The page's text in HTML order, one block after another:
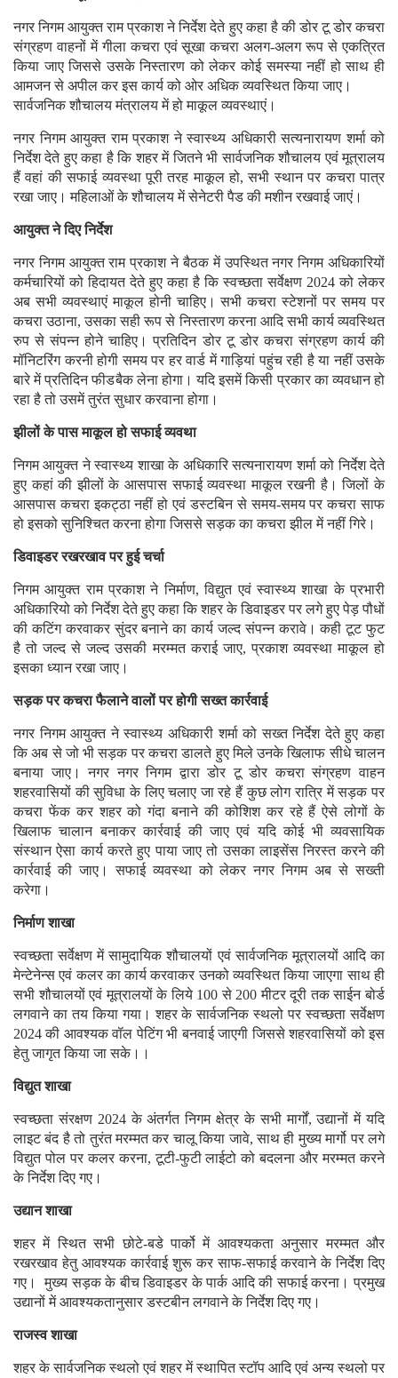
नगर निगम आयुक्त राम प्रकाश ने निर्देश देते हुए कहा है की डोर टू डोर कचरा
संग्रहण वाहनों में गीला कचरा एवं सूखा कचरा अलग-अलग रूप से एकत्रित
किया जाए जिससे उसके निस्तारण को लेकर कोई समस्या नहीं हो साथ ही
आमजन से अपील कर इस कार्य को ओर अधिक व्यवस्थित किया जाए।
सार्वजनिक शौचालय मंत्रालय में हो माकूल व्यवस्थाएं।
नगर निगम आयुक्त राम प्रकाश ने स्वास्थ्य अधिकारी सत्यनारायण शर्मा को
निर्देश देते हुए कहा है कि शहर में जितने भी सार्वजनिक शौचालय एवं मूत्रालय
हैं वहां की सफाई व्यवस्था पूरी तरह माकूल हो, सभी स्थान पर कचरा पात्र
रखा जाए। महिलाओं के शौचालय में सेनेटरी पैड की मशीन रखवाई जाएं।
आयुक्त ने दिए निर्देश
नगर निगम आयुक्त राम प्रकाश ने बैठक में उपस्थित नगर निगम अधिकारियों
कर्मचारियों को हिदायत देते हुए कहा है कि स्वच्छता सर्वेक्षण 2024 को लेकर
अब सभी व्यवस्थाएं माकूल होनी चाहिए। सभी कचरा स्टेशनों पर समय पर
कचरा उठाना, उसका सही रूप से निस्तारण करना आदि सभी कार्य व्यवस्थित
रुप से संपन्न होने चाहिए। प्रतिदिन डोर टू डोर कचरा संग्रहण कार्य की
मॉनिटरिंग करनी होगी समय पर हर वार्ड में गाड़ियां पहुंच रही है या नहीं उसके
बारे में प्रतिदिन फीडबैक लेना होगा। यदि इसमें किसी प्रकार का व्यवधान हो
रहा है तो उसमें तुरंत सुधार करवाना होगा।
झीलों के पास माकूल हो सफाई व्यवथा
निगम आयुक्त ने स्वास्थ्य शाखा के अधिकारि सत्यनारायण शर्मा को निर्देश देते
हुए कहां की झीलों के आसपास सफाई व्यवस्था माकूल रखनी है। जिलों के
आसपास कचरा इकट्ठा नहीं हो एवं डस्टबिन से समय-समय पर कचरा साफ
हो इसको सुनिश्चित करना होगा जिससे सड़क का कचरा झील में नहीं गिरे।
डिवाइडर रखरखाव पर हुई चर्चा
निगम आयुक्त राम प्रकाश ने निर्माण, विद्युत एवं स्वास्थ्य शाखा के प्रभारी
अधिकारियो को निर्देश देते हुए कहा कि शहर के डिवाइडर पर लगे हुए पेड़ पौधों
की कटिंग करवाकर सुंदर बनाने का कार्य जल्द संपन्न करावे। कही टूट फुट
है तो जल्द से जल्द उसकी मरम्मत कराई जाए, प्रकाश व्यवस्था माकूल हो
इसका ध्यान रखा जाए।
सड़क पर कचरा फैलाने वालों पर होगी सख्त कार्रवाई
नगर निगम आयुक्त ने स्वास्थ्य अधिकारी शर्मा को सख्त निर्देश देते हुए कहा
कि अब से जो भी सड़क पर कचरा डालते हुए मिले उनके खिलाफ सीधे चालन
बनाया जाए। नगर नगर निगम द्वारा डोर टू डोर कचरा संग्रहण वाहन
शहरवासियों की सुविधा के लिए चलाए जा रहे हैं कुछ लोग रात्रि में सड़क पर
कचरा फेंक कर शहर को गंदा बनाने की कोशिश कर रहे हैं ऐसे लोगों के
खिलाफ चालान बनाकर कार्रवाई की जाए एवं यदि कोई भी व्यवसायिक
संस्थान ऐसा कार्य करते हुए पाया जाए तो उसका लाइसेंस निरस्त करने की
कार्रवाई की जाए। सफाई व्यवस्था को लेकर नगर निगम अब से सख्ती
करेगा।
निर्माण शाखा
स्वच्छता सर्वेक्षण में सामुदायिक शौचालयों एवं सार्वजनिक मूत्रालयों आदि का
मेन्टेनेन्स एवं कलर का कार्य करवाकर उनको व्यवस्थित किया जाएगा साथ ही
सभी शौचालयों एवं मूत्रालयों के लिये 100 से 200 मीटर दूरी तक साईन बोर्ड
लगवाने का तय किया गया। शहर के सार्वजनिक स्थलो पर स्वच्छता सर्वेक्षण
2024 की आवश्यक वॉल पेटिंग भी बनवाई जाएगी जिससे शहरवासियों को इस
हेतु जागृत किया जा सके।।
विद्युत शाखा
स्वच्छता संरक्षण 2024 के अंतर्गत निगम क्षेत्र के सभी मार्गों, उद्यानों में यदि
लाइट बंद है तो तुरंत मरम्मत कर चालू किया जावे, साथ ही मुख्य मार्गो पर लगे
विद्युत पोल पर कलर करना, टूटी-फुटी लाईटो को बदलना और मरम्मत करने
के निर्देश दिए गए।
उद्यान शाखा
शहर में स्थित सभी छोटे-बडे पार्को में आवश्यकता अनुसार मरम्मत और
रखरखाव हेतु आवश्यक कार्रवाई शुरू कर साफ-सफाई करवाने के निर्देश दिए
गए। मुख्य सड़क के बीच डिवाइडर के पार्क आदि की सफाई करना। प्रमुख
उद्यानों में आवश्यकतानुसार डस्टबीन लगवाने के निर्देश दिए गए।
राजस्व शाखा
शहर के सार्वजनिक स्थलो एवं शहर में स्थापित स्टॉप आदि एवं अन्य स्थलो पर